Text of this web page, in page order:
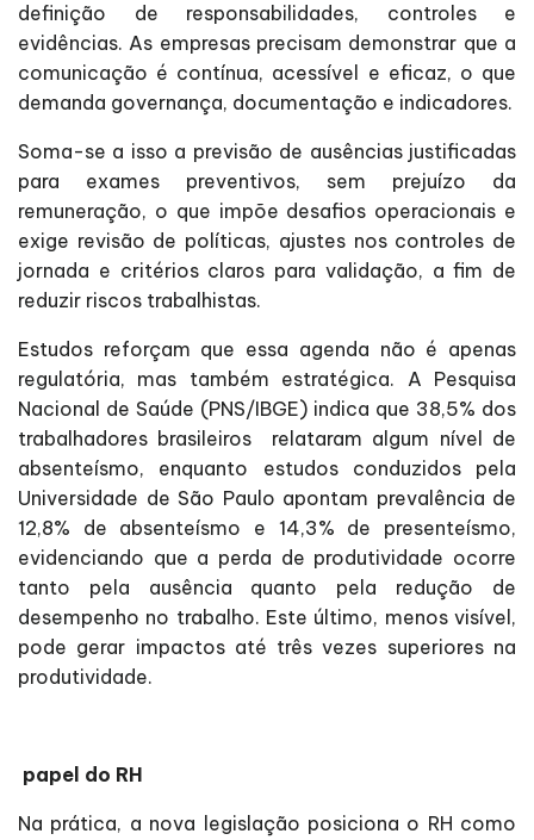
definição de responsabilidades, controles e
evidências. As empresas precisam demonstrar que a
comunicação é contínua, acessível e eficaz, o que
demanda governança, documentação e indicadores.
Soma-se a isso a previsão de ausências justificadas
para exames preventivos, sem prejuízo da
remuneração, o que impõe desafios operacionais e
exige revisão de políticas, ajustes nos controles de
jornada e critérios claros para validação, a fim de
reduzir riscos trabalhistas.
Estudos reforçam que essa agenda não é apenas
regulatória, mas também estratégica. A Pesquisa
Nacional de Saúde (PNS/IBGE) indica que 38,5% dos
trabalhadores brasileiros relataram algum nível de
absenteísmo, enquanto estudos conduzidos pela
Universidade de São Paulo apontam prevalência de
12,8% de absenteísmo e 14,3% de presenteísmo,
evidenciando que a perda de produtividade ocorre
tanto pela ausência quanto pela redução de
desempenho no trabalho. Este último, menos visível,
pode gerar impactos até três vezes superiores na
produtividade.
papel do RH
Na prática, a nova legislação posiciona o RH como